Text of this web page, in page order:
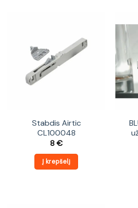
Stabdis Airtic
CL100048
8€
Į krepšelį